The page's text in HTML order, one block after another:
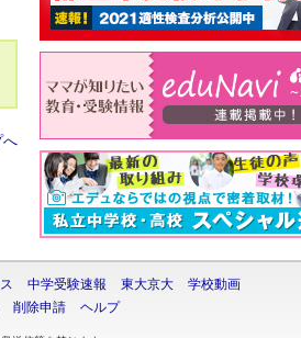
へ
中学受験速報 東大京大
学校動画
削除申請 ヘルプ